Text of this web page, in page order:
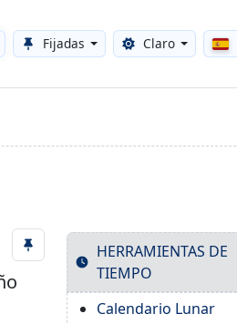
Fijadas Toggle theme
Claro
HERRAMIENTAS DE
TIEMPO
Calendario Lunar